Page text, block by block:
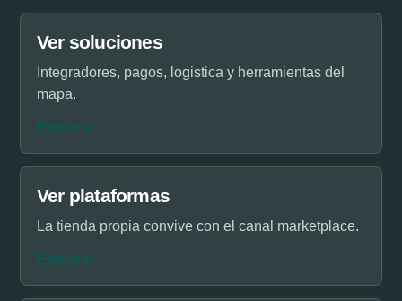
Ver soluciones
Integradores, pagos, logistica y herramientas del
mapa.
Explorar
Ver plataformas
La tienda propia convive con el canal marketplace.
Explorar